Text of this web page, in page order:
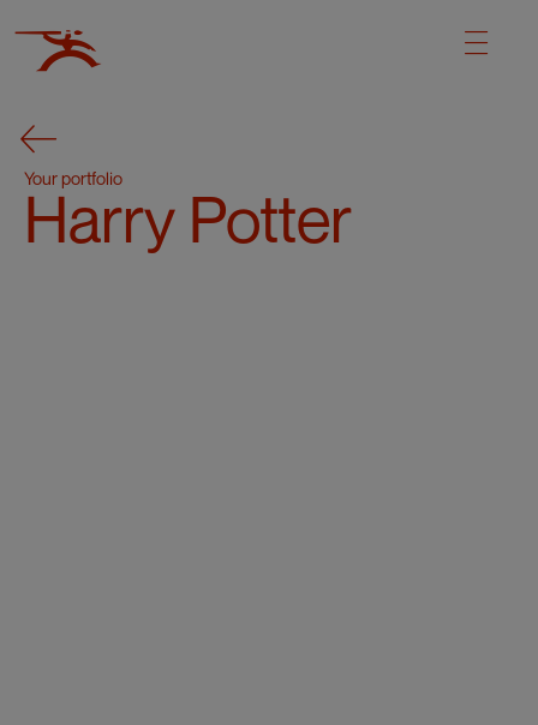
Your portfolio
Harry Potter